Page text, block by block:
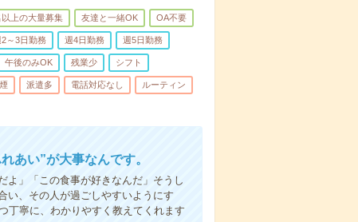
以上の大量募集 友達と一緒OK OA不要
2～3日勤務 週4日勤務 週5日勤務
午後のみOK 残業少 シフト
派遣多 電話対応なし ルーティン
あい”が大事なんです。
よ」「この食事が好きなんだ」そうし
い、その人が過ごしやすいようにす
丁寧に、わかりやすく教えてくれます